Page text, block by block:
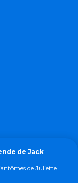
Rencontres Surnaturelles : les fantômes de Juliette Dargand